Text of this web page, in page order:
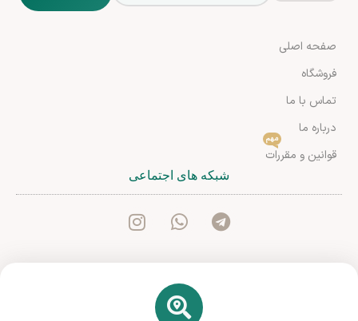
صفحه اصلی
فروشگاه
تماس با ما
درباره ما
قوانین و مقررات
مهم
شبکه های اجتماعی